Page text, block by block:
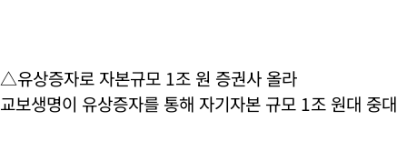
△유상증자로 자본규모 1조 원 증권사 올라
교보생명이 유상증자를 통해 자기자본 규모 1조 원대 중